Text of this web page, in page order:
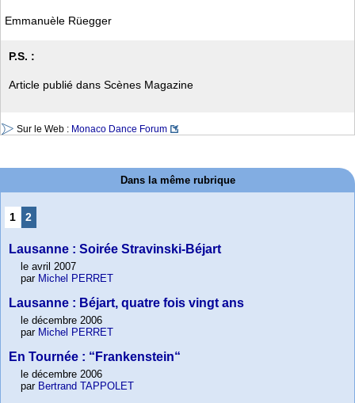
Emmanuèle Rüegger
P.S. :
Article publié dans Scènes Magazine
Sur le Web : Monaco Dance Forum
Dans la même rubrique
1 2
Lausanne : Soirée Stravinski-Béjart
le avril 2007
par Michel PERRET
Lausanne : Béjart, quatre fois vingt ans
le décembre 2006
par Michel PERRET
En Tournée : “Frankenstein“
le décembre 2006
par Bertrand TAPPOLET